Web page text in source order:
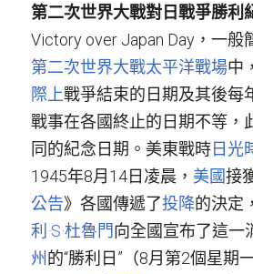
第二次世界大戰對日戰爭勝利
Victory over Japan Day，一般
第二次世界大戰太平洋戰場中，
際上戰爭結束的日期及其後每
戰事在各國終止的日期不等，
同的紀念日期。美東戰時日光
1945年8月14日凌晨， 美國接
公告》各國傳遞了投降的決定
利·S·杜魯門向全國宣布了這一
州 的“勝利日”（8月第2個星期